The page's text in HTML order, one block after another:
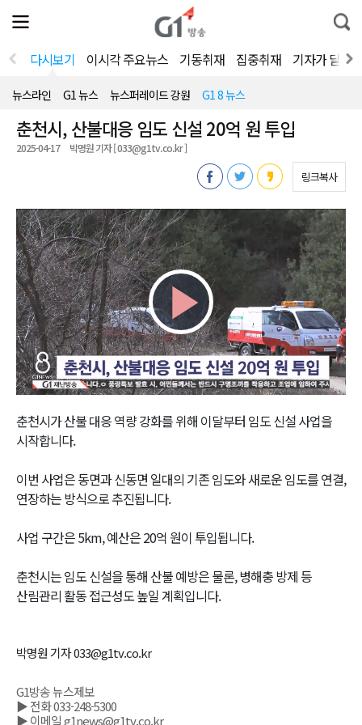
전
체
뉴
열
통
합
색
다시보기 이시각 주요뉴스 기동취재 집중취재 기자가 달려
뉴스라인 G1 뉴스 뉴스퍼레이드 강원 G1 8 뉴스
춘천시, 산불대응 임도 신설 20억 원 투입
2025-04-17 박명원 기자 [ 033@g1tv.co.kr ]
링크복사
Play
Video
춘천시가 산불 대응 역량 강화를 위해 이달부터 임도 신설 사업을
시작합니다.
이번 사업은 동면과 신동면 일대의 기존 임도와 새로운 임도를 연결,
연장하는 방식으로 추진됩니다.
사업 구간은 5km, 예산은 20억 원이 투입됩니다.
춘천시는 임도 신설을 통해 산불 예방은 물론, 병해충 방제 등
산림관리 활동 접근성도 높일 계획입니다.
박명원 기자 033@g1tv.co.kr
G1방송 뉴스제보
▶ 전화 033-248-5300
▶ 이메일 g1news@g1tv.co.kr